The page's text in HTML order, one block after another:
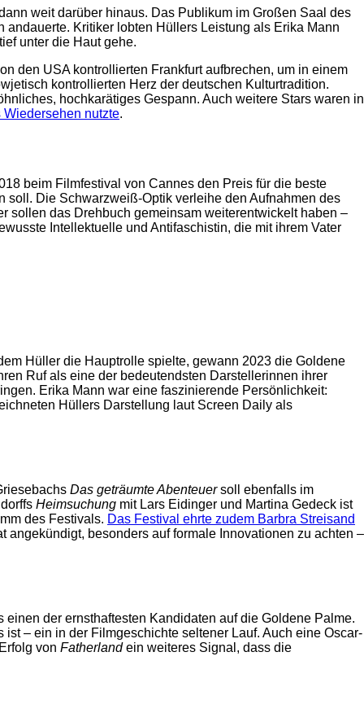
weit darüber hinaus. Das Publikum im Großen Saal des
Kritiker lobten Hüllers Leistung als Erika Mann
unter die Haut gehe.
den USA kontrollierten Frankfurt aufbrechen, um in einem
kontrollierten Herz der deutschen Kulturtradition.
hochkarätiges Gespann. Auch weitere Stars waren in
nutzte.
beim Filmfestival von Cannes den Preis für die beste
soll. Die Schwarzweiß-Optik verleihe den Aufnahmen des
sollen das Drehbuch gemeinsam weiterentwickelt haben –
Intellektuelle und Antifaschistin, die mit ihrem Vater
Hüller die Hauptrolle spielte, gewann 2023 die Goldene
Ruf als eine der bedeutendsten Darstellerinnen ihrer
Erika Mann war eine faszinierende Persönlichkeit:
Hüllers Darstellung laut Screen Daily als
Das geträumte Abenteuersoll ebenfalls im
Heimsuchung mit Lars Eidinger und Martina Gedeck ist
des Festivals. Das Festival ehrte zudem Barbra Streisand
angekündigt, besonders auf formale Innovationen zu achten –
einen der ernsthaftesten Kandidaten auf die Goldene Palme.
– ein in der Filmgeschichte seltener Lauf. Auch eine Oscar-
von Fatherlandein weiteres Signal, dass die